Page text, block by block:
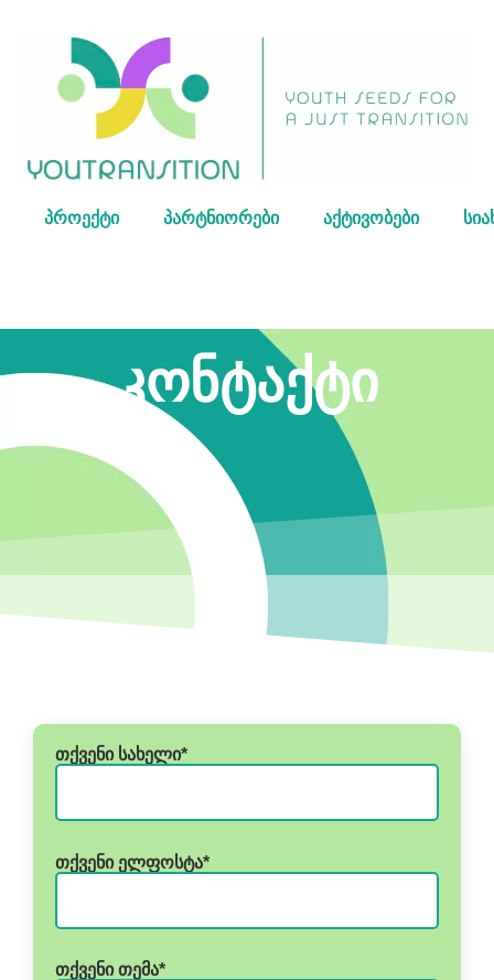
პროექტი პარტნიორები აქტივობები
კონტაქტი
თქვენი სახელი*
თქვენი ელფოსტა*
თქვენი თემა*